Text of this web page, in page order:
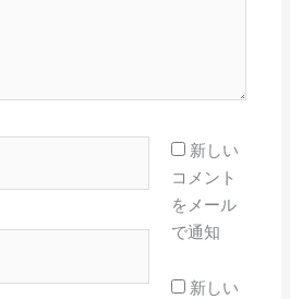
新しい
コメント
をメール
で通知
新しい